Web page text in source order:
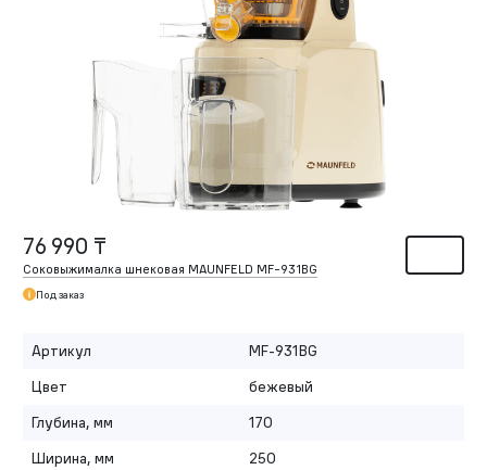
76 990 ₸
Соковыжималка шнековая MAUNFELD MF-931BG
Под заказ
Артикул
MF-931BG
Цвет
бежевый
Глубина, мм
170
Ширина, мм
250